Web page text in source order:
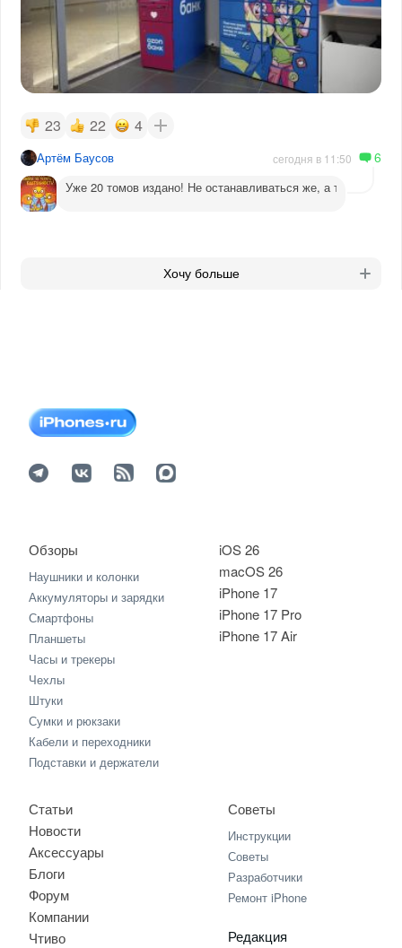
23 22 4
Артём Баусов сегодня в 11:50 6
Уже 20 томов издано! Не останавливаться же, а то
Хочу больше
iOS 26
macOS 26
iPhone 17
iPhone 17 Pro
iPhone 17 Air
Обзоры
Наушники и колонки
Аккумуляторы и зарядки
Смартфоны
Планшеты
Часы и трекеры
Чехлы
Штуки
Сумки и рюкзаки
Кабели и переходники
Подставки и держатели
Статьи
Новости
Аксессуары
Блоги
Форум
Компании
Чтиво
Советы
Инструкции
Советы
Разработчики
Ремонт iPhone
Редакция